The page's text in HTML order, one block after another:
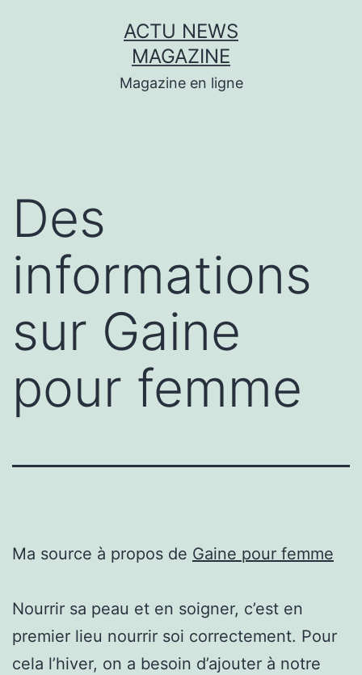
ACTU NEWS
MAGAZINE
Magazine en ligne
Des
informations
sur Gaine
pour femme
Ma source à propos de Gaine pour femme
Nourrir sa peau et en soigner, c’est en
premier lieu nourrir soi correctement. Pour
cela l’hiver, on a besoin d’ajouter à notre